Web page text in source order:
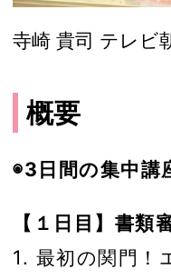
寺崎 貴司 テレビ
概要
◉3日間の集中講
【１日目】書類
1. 最初の関門！